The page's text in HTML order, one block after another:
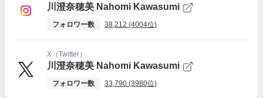
川澄奈穂美 Nahomi Kawasumi
フォロワー数 38,212 (4004位)
X（Twitter）
川澄奈穂美 Nahomi Kawasumi
フォロワー数 33,790 (3980位)